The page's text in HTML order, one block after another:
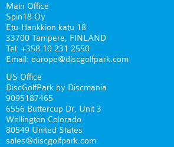
Main Office
Spin18 Oy
Etu-Hankkion katu 18
33700 Tampere, FINLAND
Tel. +358 10 231 2550
Email: europe@discgolfpark.com
US Office
DiscGolfPark by Discmania
9095187465
6556 Buttercup Dr, Unit 3
Wellington Colorado
80549 United States
sales@discgolfpark.com